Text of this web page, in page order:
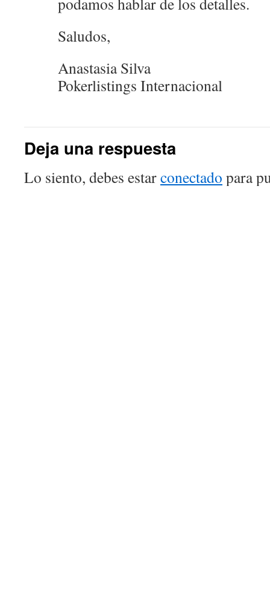
Saludos,
Anastasia Silva
Pokerlistings Internacional
Deja una respuesta
Lo siento, debes estarconectado para